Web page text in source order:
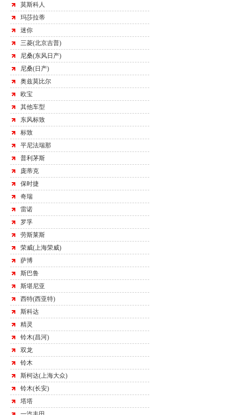
莫斯科人
玛莎拉蒂
迷你
三菱(北京吉普)
尼桑(东风日产)
尼桑(日产)
奥兹莫比尔
欧宝
其他车型
东风标致
标致
平尼法瑞那
普利茅斯
庞蒂克
保时捷
奇瑞
雷诺
罗孚
劳斯莱斯
荣威(上海荣威)
萨博
斯巴鲁
斯堪尼亚
西特(西亚特)
斯科达
精灵
铃木(昌河)
双龙
铃木
斯柯达(上海大众)
铃木(长安)
塔塔